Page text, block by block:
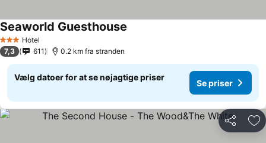
3 StjernerHotel
Seaworld Guesthouse
7,3 611 0.2 km fra stranden
Vælg datoer for at se nøjagtige priser
Se priser
Del